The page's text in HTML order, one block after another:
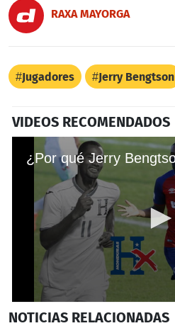
RAXA MAYORGA
Jugadores Jerry Bengtson
VIDEOS RECOMENDADOS
seconds
NOTICIAS RELACIONADAS